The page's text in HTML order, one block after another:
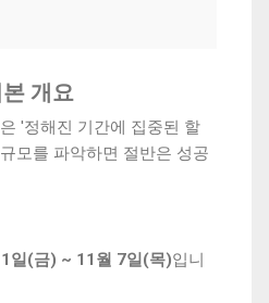
개요
'정해진 기간에 집중된 할
모를 파악하면 절반은 성공
일(금) ~ 11월 7일(목)입니